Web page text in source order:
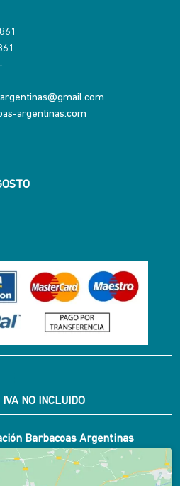
argentinas.com
IVA NO INCLUIDO
Barbacoas Argentinas